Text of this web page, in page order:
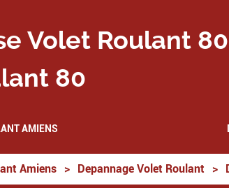
80
AMIENS
Amiens > Depannage Volet Roulant >